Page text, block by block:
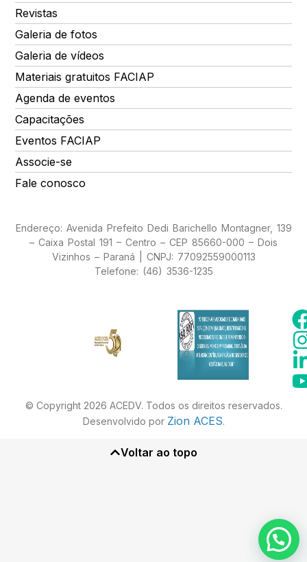
Revistas
Galeria de fotos
Galeria de vídeos
Materiais gratuitos FACIAP
Agenda de eventos
Capacitações
Eventos FACIAP
Associe-se
Fale conosco
Endereço: Avenida Prefeito Dedi Barichello Montagner, 139
– Caixa Postal 191 – Centro – CEP 85660-000 – Dois
Vizinhos – Paraná | CNPJ: 77092559000113
Telefone: (46) 3536-1235
© Copyright 2026 ACEDV. Todos os direitos reservados.
Desenvolvido por Zion ACES.
Voltar ao topo